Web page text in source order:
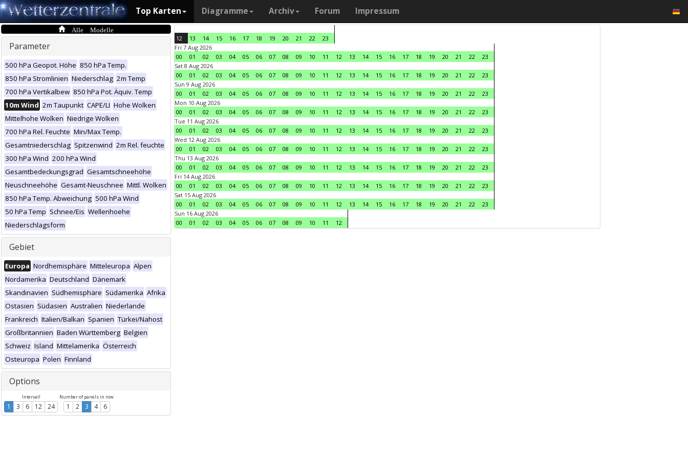
Top Karten Diagramme Archiv Forum Impressum
Alle Modelle
Parameter
500 hPa Geopot. Höhe 850 hPa Temp.
850 hPa Stromlinien Niederschlag 2m Temp
700 hPa Vertikalbew 850 hPa Pot. Äquiv. Temp
10m Wind 2m Taupunkt CAPE/LI Hohe Wolken
Mittelhohe Wolken Niedrige Wolken
700 hPa Rel. Feuchte Min/Max Temp.
Gesamtniederschlag Spitzenwind 2m Rel. feuchte
300 hPa Wind 200 hPa Wind
Gesamtbedeckungsgrad Gesamtschneehöhe
Neuschneehöhe Gesamt-Neuschnee Mittl. Wolken
850 hPa Temp. Abweichung 500 hPa Wind
50 hPa Temp Schnee/Eis Wellenhoehe
Niederschlagsform
Gebiet
Europa Nordhemisphäre Mitteleuropa Alpen
Nordamerika Deutschland Dänemark
Skandinavien Südhemisphäre Südamerika Afrika
Ostasien Südasien Australien Niederlande
Frankreich Italien/Balkan Spanien Türkei/Nahost
Großbritannien Baden Württemberg Belgien
Schweiz Island Mittelamerika Österreich
Osteuropa Polen Finnland
Options
Intervall
1 3 6 12 24
Number of panels in row
1 2 3 4 6
12 13 14 15 16 17 18 19 20 21 22
23
Fri 7 Aug 2026
00
01 02 03 04 05 06 07 08 09 10 11 12 13 14 15 16 17 18 19 20 21 22
23
Sat 8 Aug 2026
00
01 02 03 04 05 06 07 08 09 10 11 12 13 14 15 16 17 18 19 20 21 22
23
Sun 9 Aug 2026
00
01 02 03 04 05 06 07 08 09 10 11 12 13 14 15 16 17 18 19 20 21 22
23
Mon 10 Aug 2026
00
01 02 03 04 05 06 07 08 09 10 11 12 13 14 15 16 17 18 19 20 21 22
23
Tue 11 Aug 2026
00
01 02 03 04 05 06 07 08 09 10 11 12 13 14 15 16 17 18 19 20 21 22
23
Wed 12 Aug 2026
00
01 02 03 04 05 06 07 08 09 10 11 12 13 14 15 16 17 18 19 20 21 22
23
Thu 13 Aug 2026
00
01 02 03 04 05 06 07 08 09 10 11 12 13 14 15 16 17 18 19 20 21 22
23
Fri 14 Aug 2026
00
01 02 03 04 05 06 07 08 09 10 11 12 13 14 15 16 17 18 19 20 21 22
23
Sat 15 Aug 2026
00
01 02 03 04 05 06 07 08 09 10 11 12 13 14 15 16 17 18 19 20 21 22
23
Sun 16 Aug 2026
00
01 02 03 04 05 06 07 08 09 10 11 12